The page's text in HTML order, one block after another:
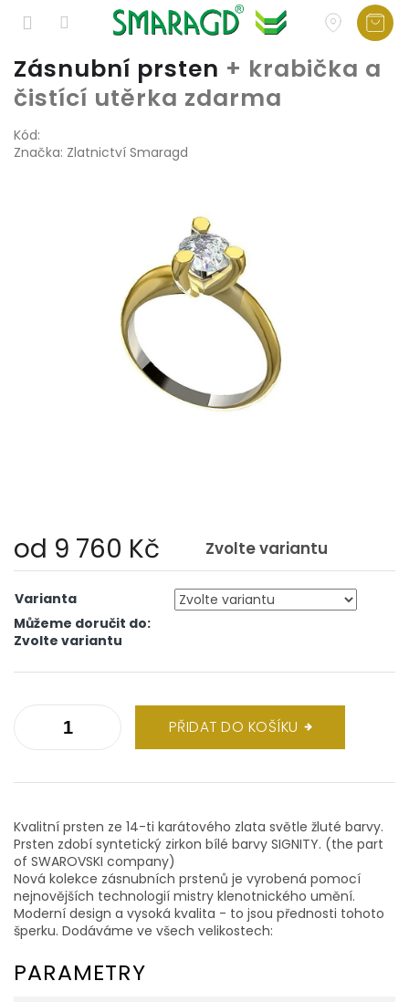
Přejít
na
obsah
Zásnubní prsten + krabička a
čistící utěrka zdarma
Kód:
Značka: Zlatnictví Smaragd
od 9 760 Kč Zvolte variantu
cena:
Varianta
Můžeme doručit do:
Zvolte variantu
PŘIDAT DO KOŠÍKU
Kvalitní prsten ze 14-ti karátového zlata světle žluté barvy.
Prsten zdobí syntetický zirkon bílé barvy SIGNITY. (the part
of SWAROVSKI company)
Nová kolekce zásnubních prstenů je vyrobená pomocí
nejnovějších technologií mistry klenotnického umění.
Moderní design a vysoká kvalita - to jsou přednosti tohoto
šperku. Dodáváme ve všech velikostech:
PARAMETRY